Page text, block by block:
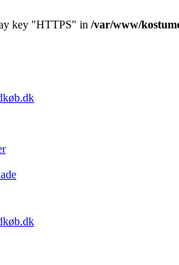
key "HTTPS" in /var/www/